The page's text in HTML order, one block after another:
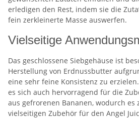
erledigen den Rest, indem sie die
fein zerkleinerte Masse auswerfen.
Vielseitige
Das geschlossene Siebgehäuse ist
Herstellung von Erdnussbutter
eine sehr feine Konsistenz zu
es sich auch hervorragend für die
aus gefrorenen Bananen, wodurch es
vielseitigen Zubehör für den Angel